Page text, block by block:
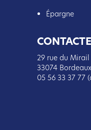
Épargne
29 rue du Mirail
33074
05 56 33 37 77